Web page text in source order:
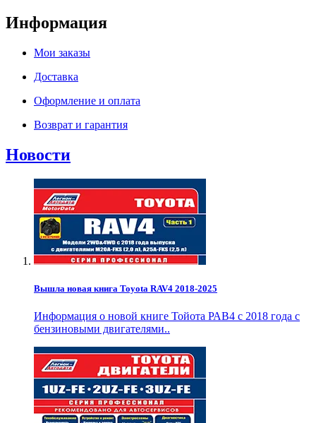
Информация
Мои заказы
Доставка
Оформление и оплата
Возврат и гарантия
Новости
Вышла новая книга Toyota RAV4 2018-2025
Информация о новой книге Тойота РАВ4 с 2018 года с
бензиновыми двигателями..